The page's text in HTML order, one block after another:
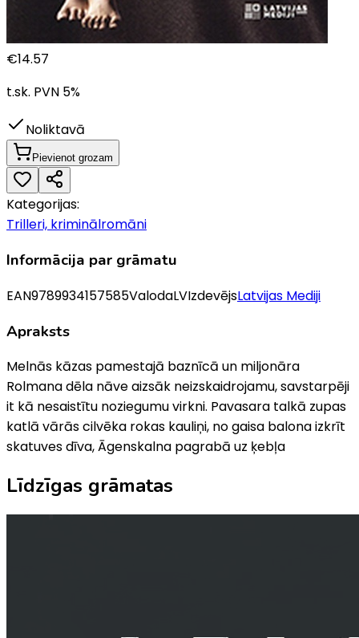
€14.57
t.sk. PVN 5%
Noliktavā
Pievienot grozam
Kategorijas:
Trilleri, kriminālromāni
Informācija par grāmatu
EAN9789934157585ValodaLVIzdevējsLatvijas Mediji
Apraksts
Melnās kāzas pamestajā baznīcā un miljonāra
Rolmana dēla nāve aizsāk neizskaidrojamu, savstarpēji
it kā nesaistītu noziegumu virkni. Pavasara talkā zupas
katlā vārās cilvēka rokas kauliņi, no gaisa balona izkrīt
skatuves dīva, Āgenskalna pagrabā uz ķebļa
Līdzīgas grāmatas